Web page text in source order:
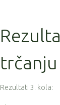
trčanju
Rezultati 3. kola: